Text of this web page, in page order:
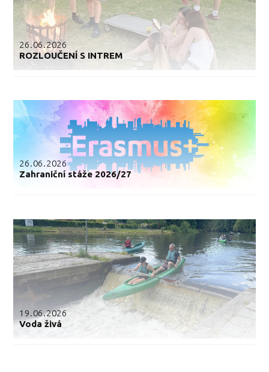
26.06.2026
ROZLOUČENÍ S INTREM
26.06.2026
Zahraniční stáže 2026/27
19.06.2026
Voda živá